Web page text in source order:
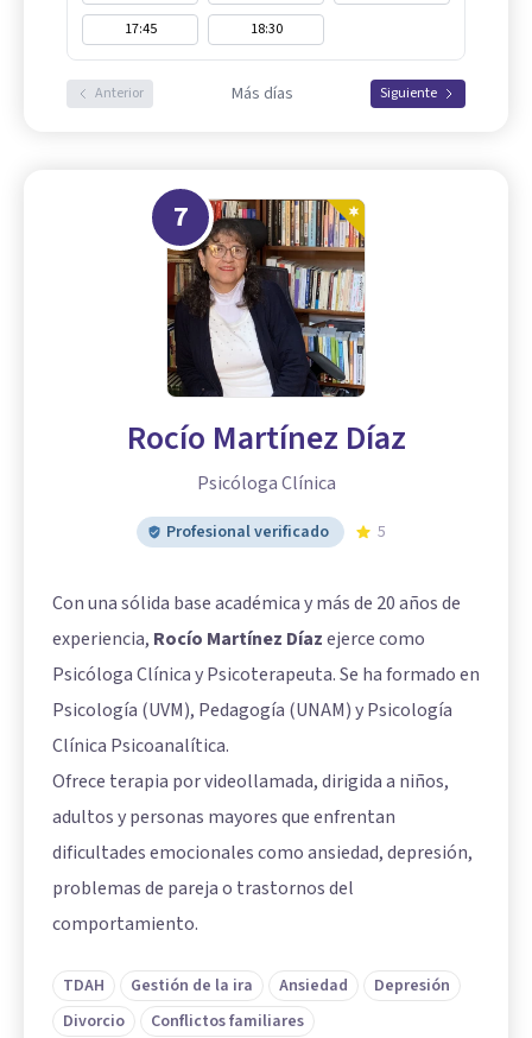
17:45
18:30
Anterior Más días Siguiente
7
Rocío Martínez Díaz
Psicóloga Clínica
Profesional verificado 5
Con una sólida base académica y más de 20 años de
experiencia, Rocío Martínez Díazejerce como
Psicóloga Clínica y Psicoterapeuta. Se ha formado en
Psicología (UVM), Pedagogía (UNAM) y Psicología
Clínica Psicoanalítica.
Ofrece terapia por videollamada, dirigida a niños,
adultos y personas mayores que enfrentan
dificultades emocionales como ansiedad, depresión,
problemas de pareja o trastornos del
comportamiento.
TDAH Gestión de la ira Ansiedad
Depresión
Divorcio
Conflictos familiares